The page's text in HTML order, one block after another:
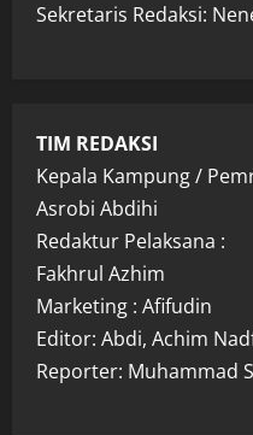
Sekretaris Redaksi:
TIM REDAKSI
Kepala Kampung /
Asrobi Abdihi
Redaktur Pelaksana :
Fakhrul Azhim
Marketing : Afifudin
Editor: Abdi, Achim
Reporter: Muhammad